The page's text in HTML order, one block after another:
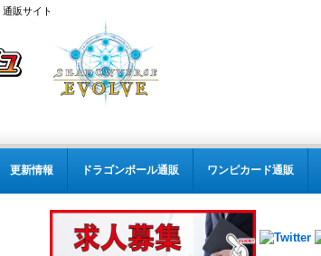
販サイト
更新情報 ドラゴンボール通販 ワンピカード通販